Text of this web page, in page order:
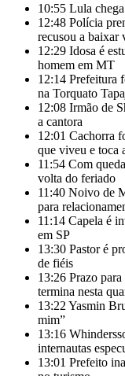
10:55 Lula
12:48 Polícia
recusou a baixar
12:29 Idosa é
homem em MT
12:14 Prefeitura
na Torquato
12:08 Irmão de
a cantora
12:01 Cachorra
que viveu e toca
11:54 Com
volta do feriado
11:40 Noivo de
para
11:14 Capela é
em SP
13:30 Pastor é
de fiéis
13:26 Prazo
termina nesta
13:22 Yasmin
mim”
13:16
internautas
13:01 Prefeito